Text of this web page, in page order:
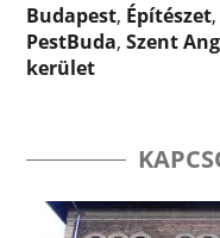
Budapest, Építészet,
PestBuda,Szent
kerület